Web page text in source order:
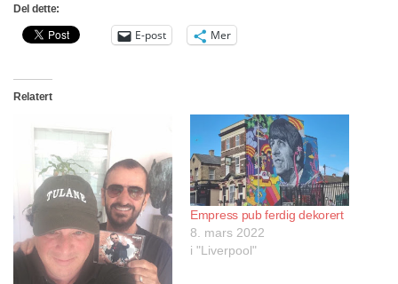
Del dette:
E-post Mer
Relatert
Empress pub ferdig dekorert
8. mars 2022
i "Liverpool"